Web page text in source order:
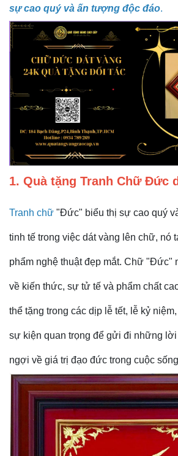
sự cao quý và ấn tượng độc đáo.
1. Quà tặng Tranh Chữ Đức
Tranh chữ "Đức" biểu thị sự cao quý
tinh tế trong việc dát vàng lên chữ, nó
phẩm nghệ thuật đẹp mắt. Chữ "Đức"
về kiến thức, sự tử tế và phẩm chất
thể tặng trong các dịp lễ tết, lễ kỷ
sự kiện quan trọng để gửi đi những lời
ngợi về giá trị đạo đức trong cuộc